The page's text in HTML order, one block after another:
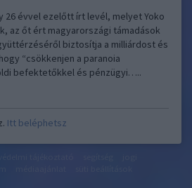
26 évvel ezelőtt írt levél, melyet Yoko
az őt ért magyarországi támadások
biztosítja a milliárdost és
“csökkenjen a paranoia
befektetőkkel és pénzügyi…..
Itt beléphetsz